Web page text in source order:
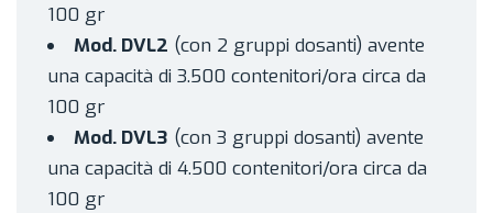
100 gr
Mod. DVL2 (con 2 gruppi dosanti) avente
una capacità di 3.500 contenitori/ora circa da
100 gr
Mod. DVL3 (con 3 gruppi dosanti) avente
una capacità di 4.500 contenitori/ora circa da
100 gr